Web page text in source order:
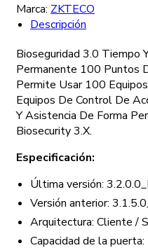
Marca: ZKTECO
Descripción
Bioseguridad 3.0 Tiempo
Permanente 100 Puntos
Permite Usar 100
Equipos De Control De
Y Asistencia De Forma
Biosecurity 3.X.
Especificación:
Última versión:
Versión anterior:
Arquitectura: Cliente /
Capacidad de la